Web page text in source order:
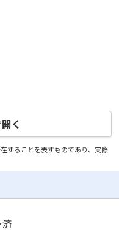
く
することを表すものであり、実際